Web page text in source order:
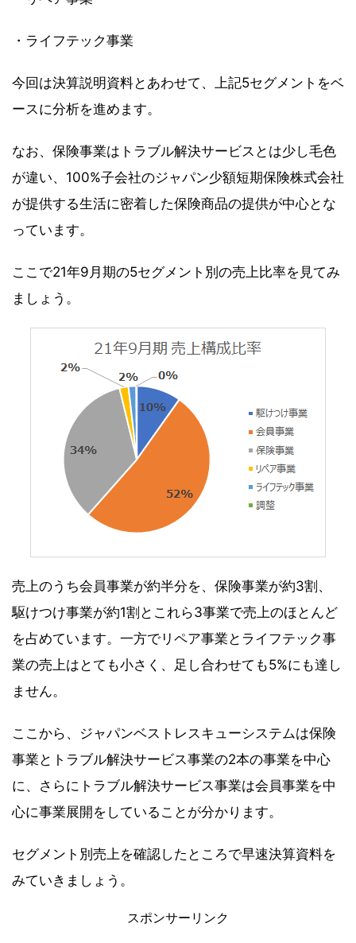
・ライフテック事業
今回は決算説明資料とあわせて、上記5セグメントをベ
ースに分析を進めます。
なお、保険事業はトラブル解決サービスとは少し毛色
が違い、100%子会社のジャパン少額短期保険株式会社
が提供する生活に密着した保険商品の提供が中心とな
っています。
ここで21年9月期の5セグメント別の売上比率を見てみ
ましょう。
売上のうち会員事業が約半分を、保険事業が約3割、
駆けつけ事業が約1割とこれら3事業で売上のほとんど
を占めています。一方でリペア事業とライフテック事
業の売上はとても小さく、足し合わせても5%にも達し
ません。
ここから、ジャパンベストレスキューシステムは保険
事業とトラブル解決サービス事業の2本の事業を中心
に、さらにトラブル解決サービス事業は会員事業を中
心に事業展開をしていることが分かります。
セグメント別売上を確認したところで早速決算資料を
みていきましょう。
スポンサーリンク